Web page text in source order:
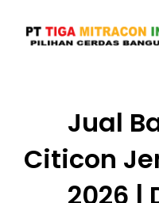
Jual
Citicon
2026 |